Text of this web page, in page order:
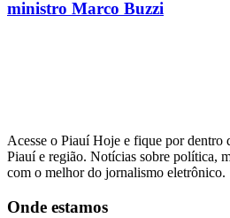
ministro Marco Buzzi
Acesse o Piauí Hoje e fique por dentro
Piauí e região. Notícias sobre política,
com o melhor do jornalismo eletrônico.
Onde estamos